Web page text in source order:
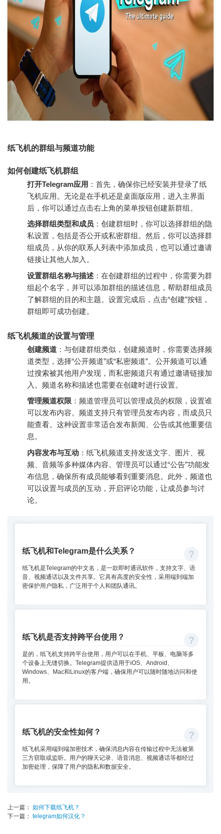
纸飞机的群组与频道功能
如何创建纸飞机群组
打开Telegram应用 ：首先，确保你已经安装并登录了纸
飞机应用。无论是在手机还是桌面版应用，进入主界面
后，你可以通过点击右上角的菜单按钮创建新群组。
选择群组类型和成员 ：创建群组时，你可以选择群组的隐
私设置，包括是否公开或私密群组。然后，你可以选择群
组成员，从你的联系人列表中添加成员，也可以通过邀请
链接让其他人加入。
设置群组名称与描述 ：在创建群组的过程中，你需要为群
组起个名字，并可以添加群组的描述信息，帮助群组成员
了解群组的目的和主题。设置完成后，点击“创建”按钮，
群组即可成功创建。
纸飞机频道的设置与管理
创建频道 ：与创建群组类似，创建频道时，你需要选择频
道类型，选择“公开频道”或“私密频道”。公开频道可以通
过搜索被其他用户发现，而私密频道只有通过邀请链接加
入。频道名称和描述也需要在创建时进行设置。
管理频道权限 ：频道管理员可以管理成员的权限，设置谁
可以发布内容。频道支持只有管理员发布内容，而成员只
能查看。这种设置非常适合发布新闻、公告或其他重要信
息。
内容发布与互动 ：纸飞机频道支持发送文字、图片、视
频、音频等多种媒体内容。管理员可以通过“公告”功能发
布信息，确保所有成员能够看到重要消息。此外，频道也
可以设置与成员的互动，开启评论功能，让成员参与讨
论。
纸飞机和Telegram是什么关系？
纸飞机是Telegram的中文名，是一款即时通讯软件，支持文字、语
音、视频通话以及文件共享。它具有高度的安全性，采用端到端加
密保护用户隐私，广泛用于个人和团队通讯。
纸飞机是否支持跨平台使用？
是的，纸飞机支持跨平台使用，用户可以在手机、平板、电脑等多
个设备上无缝切换。Telegram提供适用于iOS、Android、
Windows、Mac和Linux的客户端，确保用户可以随时随地访问和使
用。
纸飞机的安全性如何？
纸飞机采用端到端加密技术，确保消息内容在传输过程中无法被第
三方窃取或监听。用户的聊天记录、语音消息、视频通话等都经过
加密处理，保障了用户的隐私和数据安全。
上一篇： 如何下载纸飞机？
下一篇： telegram如何汉化？